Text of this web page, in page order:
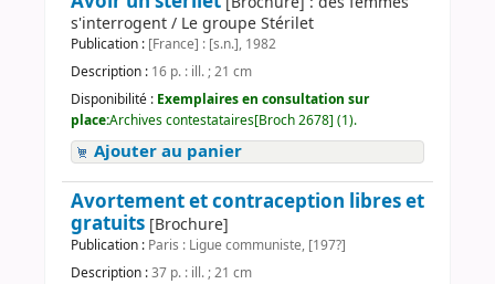
s'interrogent / Le groupe Stérilet
Publication : [France] : [s.n.], 1982
Description : 16 p. : ill. ; 21 cm
Disponibilité : Exemplaires en consultation sur
place:Archives contestataires[Broch 2678] (1).
Ajouter au panier
Avortement et contraception libres et
gratuits [Brochure]
Publication : Paris : Ligue communiste, [197?]
Description :37 p. : ill. ; 21 cm